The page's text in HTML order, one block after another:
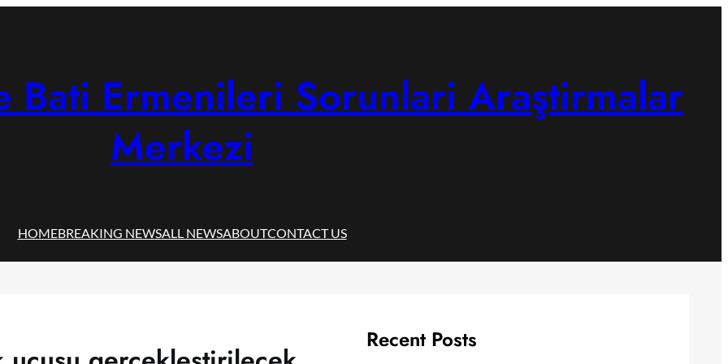
Bati Ermenileri Sorunlari Araştirmalar
Merkezi
HOMEBREAKING NEWSALL NEWSABOUTCONTACT US
Recent Posts